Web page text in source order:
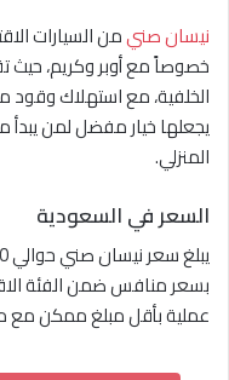
نيسان صنيمن السيارات
خصوصاً مع أوبر وكريم، حيث
الخلفية، مع استهلاك
يجعلها خيار مفضل لمن
المنزلي.
السعر في السعودية
بسعر منافس ضمن الفئة
عملية بأقل مبلغ ممكن